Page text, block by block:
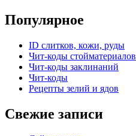
Популярное
ID слитков, кожи, руды
Чит-коды стойматериалов
Чит-коды заклинаний
Чит-коды
Рецепты зелий и ядов
Свежие записи